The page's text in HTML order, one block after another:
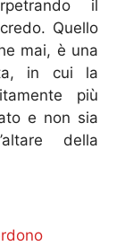
il
Quello
mai, è una
in cui la
più
e non sia
della